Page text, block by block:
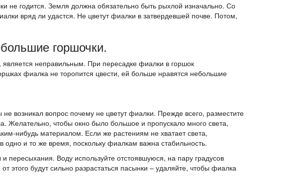
не годится. Земля должна обязательно быть рыхлой изначально. Со
вряд ли удастся. Не цветут фиалки в затвердевшей почве. Потом,
горшочки.
неправильным. При пересадке фиалки в горшок
фиалка не торопится цвести, ей больше нравятся небольшие
возникал вопрос почему не цветут фиалки. Прежде всего, разместите
Желательно, чтобы окно было большое и пропускало много света,
нибудь материалом. Если же растениям не хватает света,
одно и то же время, поскольку фиалкам важна стабильность.
пересыхания. Воду используйте отстоявшуюся, на пару градусов
будут сильно разрастаться пасынки – удаляйте, чтобы фиалка